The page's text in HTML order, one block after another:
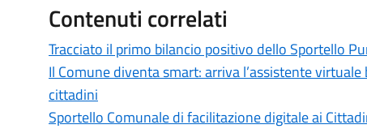
Contenuti correlati
Tracciato il primo bilancio positivo dello Sportello
Il Comune diventa smart: arriva l’assistente
cittadini
Sportello Comunale di facilitazione digitale ai